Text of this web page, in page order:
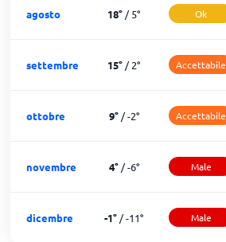
agosto 18° /5° Ok
settembre 15° /2° Accettabile
ottobre 9°/-2° Accettabile
novembre 4°/-6° Male
dicembre -1° /-11° Male